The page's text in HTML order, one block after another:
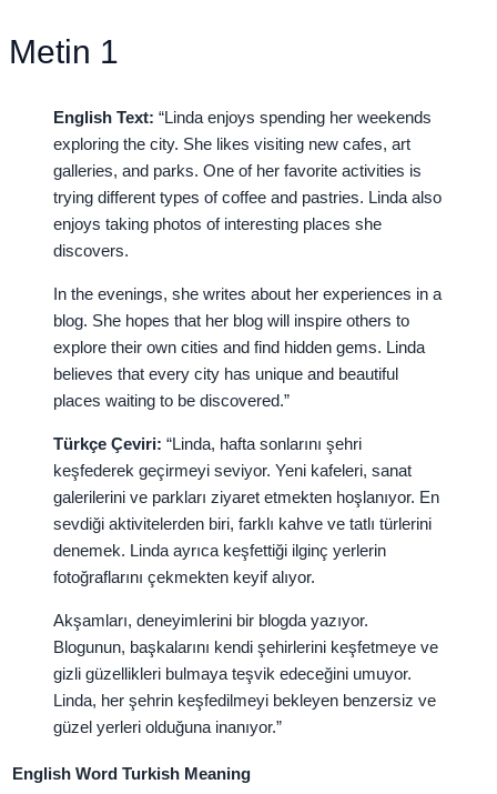
Metin 1
English Text: “Linda enjoys spending her weekends
exploring the city. She likes visiting new cafes, art
galleries, and parks. One of her favorite activities is
trying different types of coffee and pastries. Linda also
enjoys taking photos of interesting places she
discovers.
In the evenings, she writes about her experiences in a
blog. She hopes that her blog will inspire others to
explore their own cities and find hidden gems. Linda
believes that every city has unique and beautiful
places waiting to be discovered.”
Türkçe Çeviri: “Linda, hafta sonlarını şehri
keşfederek geçirmeyi seviyor. Yeni kafeleri, sanat
galerilerini ve parkları ziyaret etmekten hoşlanıyor. En
sevdiği aktivitelerden biri, farklı kahve ve tatlı türlerini
denemek. Linda ayrıca keşfettiği ilginç yerlerin
fotoğraflarını çekmekten keyif alıyor.
Akşamları, deneyimlerini bir blogda yazıyor.
Blogunun, başkalarını kendi şehirlerini keşfetmeye ve
gizli güzellikleri bulmaya teşvik edeceğini umuyor.
Linda, her şehrin keşfedilmeyi bekleyen benzersiz ve
güzel yerleri olduğuna inanıyor.”
English Word Turkish Meaning